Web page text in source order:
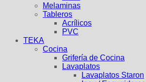
Melaminas
Tableros
Acrílicos
PVC
TEKA
Cocina
Grifería de Cocina
Lavaplatos
Lavaplatos Staron